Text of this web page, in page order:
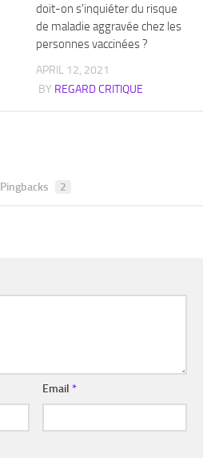
doit-on s'inquiéter du risque
de maladie aggravée chez les
personnes vaccinées ?
APRIL 12, 2021
BY REGARD CRITIQUE
Pingbacks 2
Email *